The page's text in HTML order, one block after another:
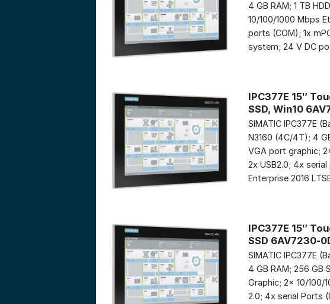
4 GB RAM; 1 TB
10/100/1000 Mbps
ports (COM); 1x
system; 24 V DC
IPC377E 15″
SSD, Win10
SIMATIC IPC377E
N3160 (4C/4T); 4
VGA port graphic;
2x USB2.0; 4x serial
Enterprise 2016
IPC377E 15″
SSD 6AV7230-
SIMATIC IPC377E
4 GB RAM; 256 GB
Graphic; 2x 10/100/
2.0; 4x serial Ports